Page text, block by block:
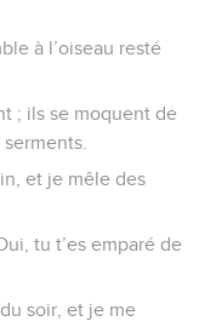
à l’oiseau resté
; ils se moquent de
et je mêle des
tu t’es emparé de
soir, et je me